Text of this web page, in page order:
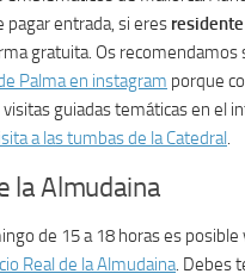
entrada, si eres
gratuita. Os recomendamos
Palma en instagram porque
guiadas temáticas en el
a las tumbas de la Catedral
la Almudaina
de 15 a 18 horas es posible
Real de la Almudaina . Debes